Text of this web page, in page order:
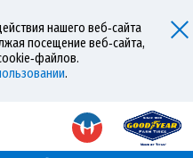
нашего веб‑сайта
посещение веб‑сайта,
.